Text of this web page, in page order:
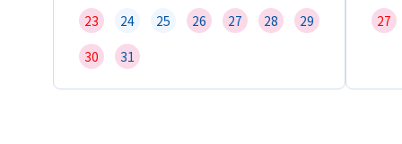
23
24 25 26 27 28
29
30
31
27